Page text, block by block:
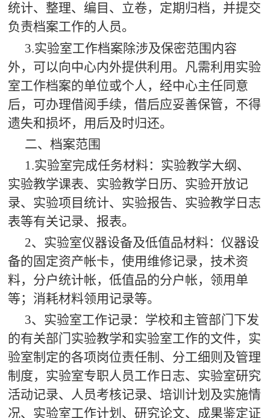
统计、整理、编目、立卷，定期归档，并提交
负责档案工作的人员。
3.实验室工作档案除涉及保密范围内容
外，可以向中心内外提供利用。凡需利用实验
室工作档案的单位或个人，经中心主任同意
后，可办理借阅手续，借后应妥善保管，不得
遗失和损坏，用后及时归还。
二、档案范围
1.实验室完成任务材料：实验教学大纲、
实验教学课表、实验教学日历、实验开放记
录、实验项目统计、实验报告、实验教学日志
表等有关记录、报表。
2、实验室仪器设备及低值品材料：仪器设
备的固定资产帐卡，使用维修记录，技术资
料，分户统计帐，低值品的分户帐，领用单
等；消耗材料领用记录等。
3、实验室工作记录：学校和主管部门下发
的有关部门实验教学和实验室工作的文件，实
验室制定的各项岗位责任制、分工细则及管理
制度，实验室专职人员工作日志、实验室研究
活动记录、人员考核记录、培训计划及实施情
况、实验室工作计划、研究论文、成果鉴定证